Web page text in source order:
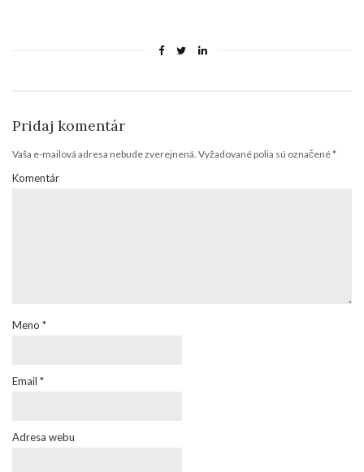
Pridaj komentár
Vaša e-mailová adresa nebude zverejnená. Vyžadované polia sú označené*
Komentár
Meno *
Email *
Adresa webu